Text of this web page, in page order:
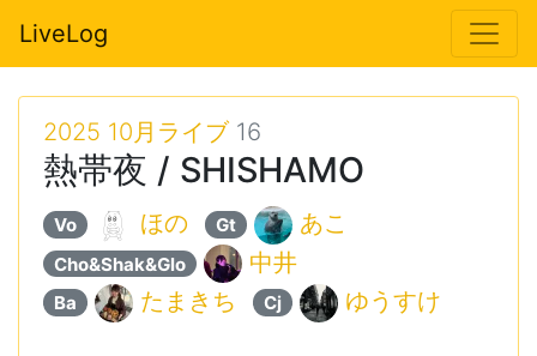
LiveLog
2025 10月ライブ16
熱帯夜 / SHISHAMO
Vo ほの Gt あこ
Cho&Shak&Glo 中井
Ba たまきち Cj ゆうすけ